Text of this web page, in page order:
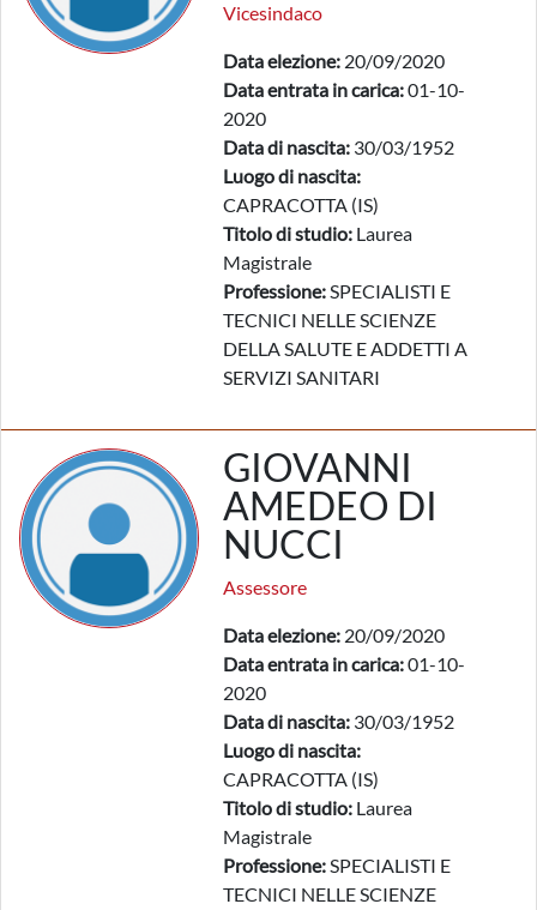
Vicesindaco
Data elezione: 20/09/2020
Data entrata in carica:01-10-
2020
Data di nascita: 30/03/1952
Luogo di nascita:
CAPRACOTTA (IS)
Titolo di studio: Laurea
Magistrale
Professione:SPECIALISTI E
TECNICI NELLE SCIENZE
DELLA SALUTE E ADDETTI A
SERVIZI SANITARI
GIOVANNI
AMEDEO DI
NUCCI
Assessore
Data elezione: 20/09/2020
Data entrata in carica:01-10-
2020
Data di nascita: 30/03/1952
Luogo di nascita:
CAPRACOTTA (IS)
Titolo di studio: Laurea
Magistrale
Professione:SPECIALISTI E
TECNICI NELLE SCIENZE